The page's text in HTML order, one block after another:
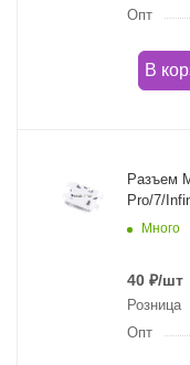
Опт
В
Разъем
Pro/7/
Много
40 ₽/шт
Розница
Опт